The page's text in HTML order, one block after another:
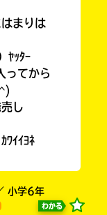
まりは
ﾔｯﾀｰ
ってから
し
ﾜｲｲﾖﾈ
小学6年
わかる